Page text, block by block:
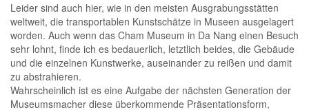
Leider sind auch hier, wie in den meisten Ausgrabungsstätten
weltweit, die transportablen Kunstschätze in Museen ausgelagert
worden. Auch wenn das Cham Museum in Da Nang einen Besuch
sehr lohnt, finde ich es bedauerlich, letztlich beides, die Gebäude
und die einzelnen Kunstwerke, auseinander zu reißen und damit
zu abstrahieren.
Wahrscheinlich ist es eine Aufgabe der nächsten Generation der
Museumsmacher diese überkommende Präsentationsform,